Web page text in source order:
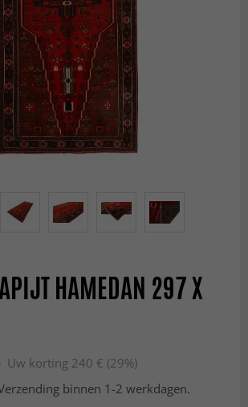
HAMEDAN 297 X
Uw korting 240 € (29%)
binnen 1-2 werkdagen.